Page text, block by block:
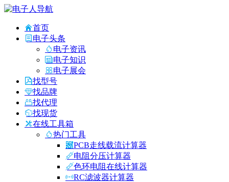
首页
电子头条
电子资讯
电子知识
电子展会
找型号
找品牌
找代理
找现货
在线工具箱
热门工具
PCB走线载流计算器
电阻分压计算器
色环电阻在线计算器
RC滤波器计算器